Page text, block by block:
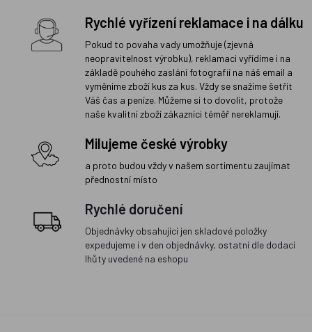
Rychlé vyřízení reklamace i na dálku
Pokud to povaha vady umožňuje (zjevná
neopravitelnost výrobku), reklamaci vyřídíme i na
základě pouhého zaslání fotografií na náš email a
vyměníme zboží kus za kus. Vždy se snažíme šetřit
Váš čas a peníze. Můžeme si to dovolit, protože
naše kvalitní zboží zákazníci téměř nereklamují.
Milujeme české výrobky
a proto budou vždy v našem sortimentu zaujímat
přednostní místo
Rychlé doručení
Objednávky obsahující jen skladové položky
expedujeme i v den objednávky, ostatní dle dodací
lhůty uvedené na eshopu